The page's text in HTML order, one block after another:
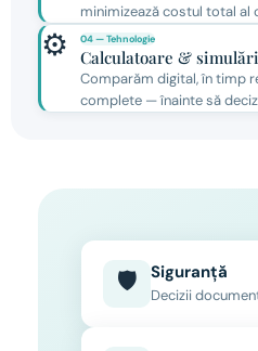
minimizează costul total al
⚙️ 04 — Tehnologie
Calculatoare & simulări
Comparăm digital, în timp
complete — înainte să
🛡 Siguranță
Decizii